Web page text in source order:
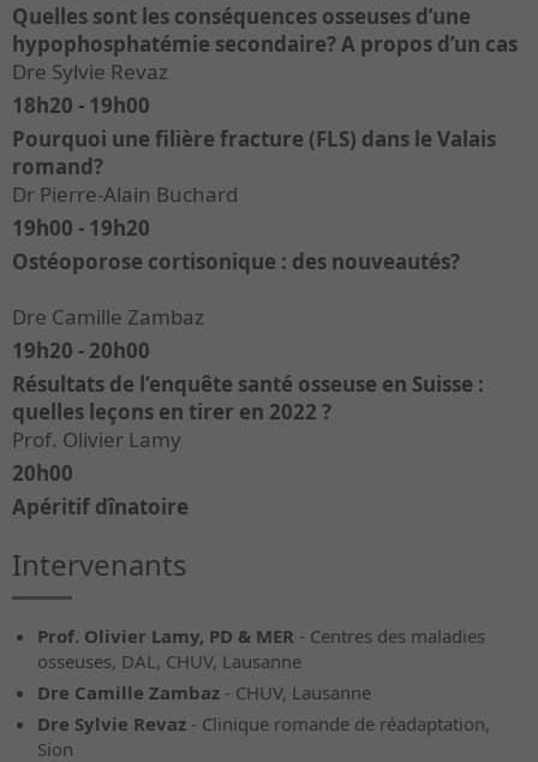
Quelles sont les conséquences osseuses d’une
hypophosphatémie secondaire? A propos d’un cas
Dre Sylvie Revaz
18h20 - 19h00
Pourquoi une filière fracture (FLS) dans le Valais
romand?
Dr Pierre-Alain Buchard
19h00 - 19h20
Ostéoporose cortisonique : des nouveautés?
Dre Camille Zambaz
19h20 - 20h00
Résultats de l’enquête santé osseuse en Suisse :
quelles leçons en tirer en 2022 ?
Prof. Olivier Lamy
20h00
Apéritif dînatoire
Intervenants
Prof. Olivier Lamy, PD & MER - Centres des maladies
osseuses, DAL, CHUV, Lausanne
Dre Camille Zambaz - CHUV, Lausanne
Dre Sylvie Revaz - Clinique romande de réadaptation,
Sion